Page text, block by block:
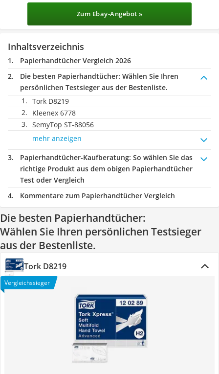
Zum Ebay-Angebot »
Inhaltsverzeichnis
Papierhandtücher Vergleich 2026
Die besten Papierhandtücher: Wählen Sie Ihren
persönlichen Testsieger aus der Bestenliste.
Tork D8219
Kleenex 6778
SemyTop ST-88056
mehr anzeigen
Papierhandtücher-Kaufberatung: So wählen Sie das
richtige Produkt aus dem obigen Papierhandtücher
Test oder Vergleich
Kommentare zum Papierhandtücher Vergleich
Die besten Papierhandtücher:
Wählen Sie Ihren persönlichen Testsieger
aus der Bestenliste.
Tork D8219
Vergleichssieger